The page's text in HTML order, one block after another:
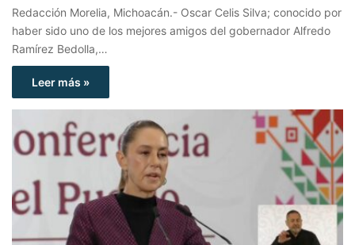
Redacción Morelia, Michoacán.- Oscar Celis Silva; conocido por
haber sido uno de los mejores amigos del gobernador Alfredo
Ramírez Bedolla,…
Leer más »